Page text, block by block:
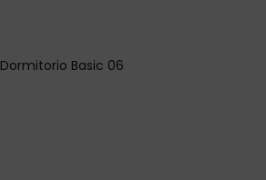
Dormitorio Basic 06